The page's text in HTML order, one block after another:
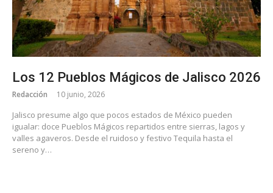
Los 12 Pueblos Mágicos de Jalisco 2026
Redacción 10 junio, 2026
Jalisco presume algo que pocos estados de México pueden
igualar: doce Pueblos Mágicos repartidos entre sierras, lagos y
valles agaveros. Desde el ruidoso y festivo Tequila hasta el
sereno y…